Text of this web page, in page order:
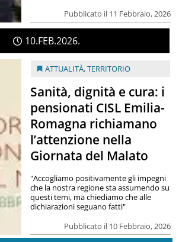
Pubblicato il 11 Febbraio, 2026
10 FEB 2026
ATTUALITÀ,TERRITORIO
Sanità, dignità e cura: i
pensionati CISL Emilia-
Romagna richiamano
l’attenzione nella
Giornata del Malato
Pubblicato il 10 Febbraio, 2026
"Accogliamo positivamente gli impegni
che la nostra regione sta assumendo su
questi temi, ma chiediamo che alle
dichiarazioni seguano fatti"